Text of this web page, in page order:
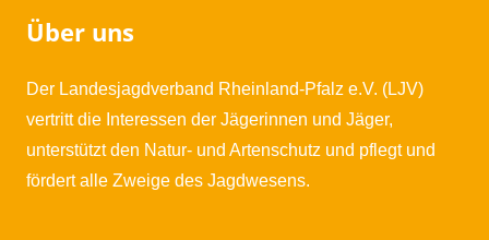
Über uns
Der Landesjagdverband Rheinland-Pfalz e.V. (LJV)
vertritt die Interessen der Jägerinnen und Jäger,
unterstützt den Natur- und Artenschutz und pflegt und
fördert alle Zweige des Jagdwesens.